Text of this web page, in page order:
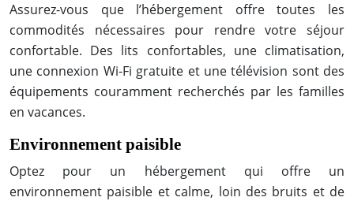
Assurez-vous que l’hébergement offre toutes les
commodités nécessaires pour rendre votre séjour
confortable. Des lits confortables, une climatisation,
une connexion Wi-Fi gratuite et une télévision sont des
équipements couramment recherchés par les familles
en vacances.
Environnement paisible
Optez pour un hébergement qui offre un
environnement paisible et calme, loin des bruits et de